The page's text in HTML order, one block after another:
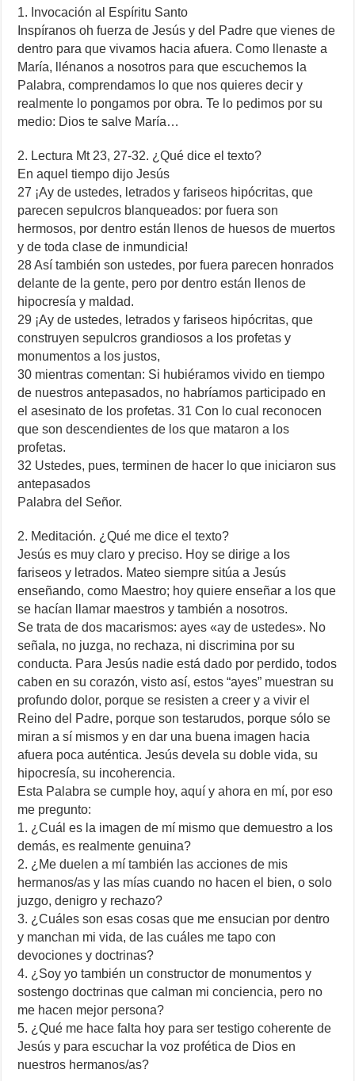
1. Invocación al Espíritu Santo
Inspíranos oh fuerza de Jesús y del Padre que vienes de
dentro para que vivamos hacia afuera. Como llenaste a
María, llénanos a nosotros para que escuchemos la
Palabra, comprendamos lo que nos quieres decir y
realmente lo pongamos por obra. Te lo pedimos por su
medio: Dios te salve María…
2. Lectura Mt 23, 27-32. ¿Qué dice el texto?
En aquel tiempo dijo Jesús
27 ¡Ay de ustedes, letrados y fariseos hipócritas, que
parecen sepulcros blanqueados: por fuera son
hermosos, por dentro están llenos de huesos de muertos
y de toda clase de inmundicia!
28 Así también son ustedes, por fuera parecen honrados
delante de la gente, pero por dentro están llenos de
hipocresía y maldad.
29 ¡Ay de ustedes, letrados y fariseos hipócritas, que
construyen sepulcros grandiosos a los profetas y
monumentos a los justos,
30 mientras comentan: Si hubiéramos vivido en tiempo
de nuestros antepasados, no habríamos participado en
el asesinato de los profetas. 31 Con lo cual reconocen
que son descendientes de los que mataron a los
profetas.
32 Ustedes, pues, terminen de hacer lo que iniciaron sus
antepasados
Palabra del Señor.
2. Meditación. ¿Qué me dice el texto?
Jesús es muy claro y preciso. Hoy se dirige a los
fariseos y letrados. Mateo siempre sitúa a Jesús
enseñando, como Maestro; hoy quiere enseñar a los que
se hacían llamar maestros y también a nosotros.
Se trata de dos macarismos: ayes «ay de ustedes». No
señala, no juzga, no rechaza, ni discrimina por su
conducta. Para Jesús nadie está dado por perdido, todos
caben en su corazón, visto así, estos “ayes” muestran su
profundo dolor, porque se resisten a creer y a vivir el
Reino del Padre, porque son testarudos, porque sólo se
miran a sí mismos y en dar una buena imagen hacia
afuera poca auténtica. Jesús devela su doble vida, su
hipocresía, su incoherencia.
Esta Palabra se cumple hoy, aquí y ahora en mí, por eso
me pregunto:
1. ¿Cuál es la imagen de mí mismo que demuestro a los
demás, es realmente genuina?
2. ¿Me duelen a mí también las acciones de mis
hermanos/as y las mías cuando no hacen el bien, o solo
juzgo, denigro y rechazo?
3. ¿Cuáles son esas cosas que me ensucian por dentro
y manchan mi vida, de las cuáles me tapo con
devociones y doctrinas?
4. ¿Soy yo también un constructor de monumentos y
sostengo doctrinas que calman mi conciencia, pero no
me hacen mejor persona?
5. ¿Qué me hace falta hoy para ser testigo coherente de
Jesús y para escuchar la voz profética de Dios en
nuestros hermanos/as?